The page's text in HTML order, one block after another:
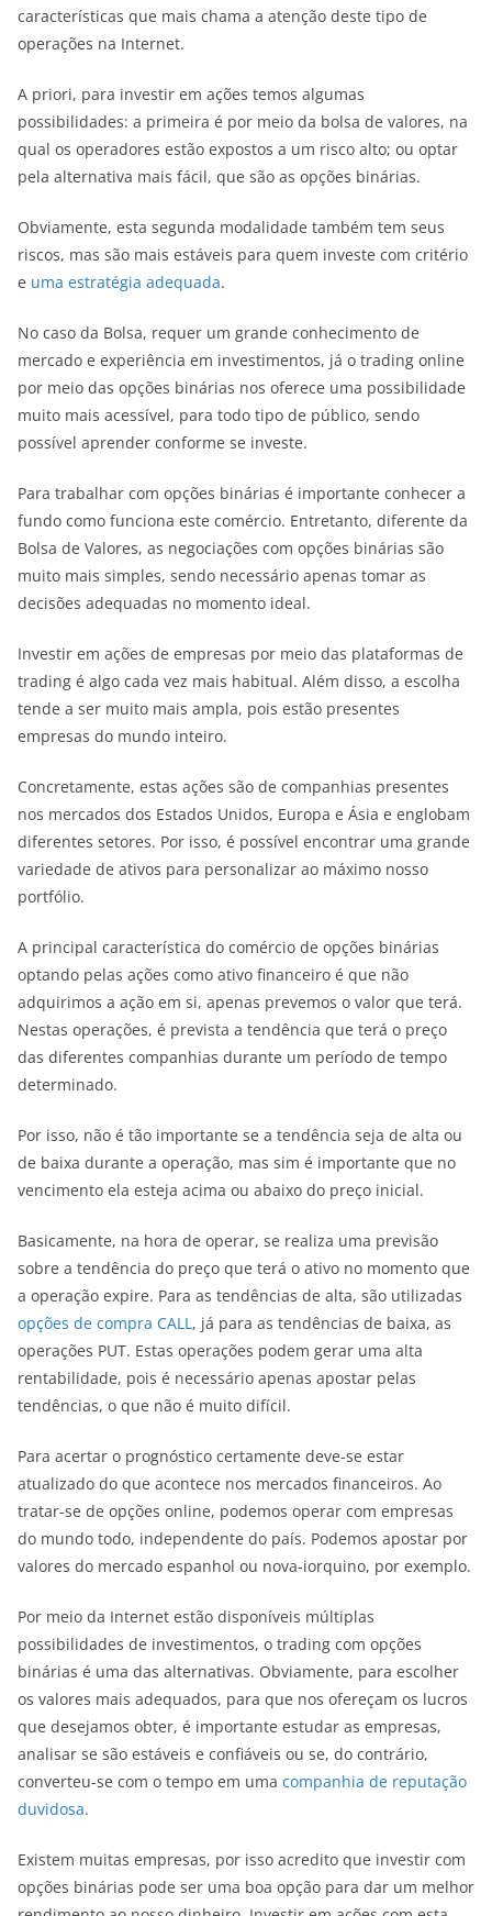
características que mais chama a atenção deste tipo de
operações na Internet.
A priori, para investir em ações temos algumas
possibilidades: a primeira é por meio da bolsa de valores, na
qual os operadores estão expostos a um risco alto; ou optar
pela alternativa mais fácil, que são as opções binárias.
Obviamente, esta segunda modalidade também tem seus
riscos, mas são mais estáveis para quem investe com critério
e uma estratégia adequada.
No caso da Bolsa, requer um grande conhecimento de
mercado e experiência em investimentos, já o trading online
por meio das opções binárias nos oferece uma possibilidade
muito mais acessível, para todo tipo de público, sendo
possível aprender conforme se investe.
Para trabalhar com opções binárias é importante conhecer a
fundo como funciona este comércio. Entretanto, diferente da
Bolsa de Valores, as negociações com opções binárias são
muito mais simples, sendo necessário apenas tomar as
decisões adequadas no momento ideal.
Investir em ações de empresas por meio das plataformas de
trading é algo cada vez mais habitual. Além disso, a escolha
tende a ser muito mais ampla, pois estão presentes
empresas do mundo inteiro.
Concretamente, estas ações são de companhias presentes
nos mercados dos Estados Unidos, Europa e Ásia e englobam
diferentes setores. Por isso, é possível encontrar uma grande
variedade de ativos para personalizar ao máximo nosso
portfólio.
A principal característica do comércio de opções binárias
optando pelas ações como ativo financeiro é que não
adquirimos a ação em si, apenas prevemos o valor que terá.
Nestas operações, é prevista a tendência que terá o preço
das diferentes companhias durante um período de tempo
determinado.
Por isso, não é tão importante se a tendência seja de alta ou
de baixa durante a operação, mas sim é importante que no
vencimento ela esteja acima ou abaixo do preço inicial.
Basicamente, na hora de operar, se realiza uma previsão
sobre a tendência do preço que terá o ativo no momento que
a operação expire. Para as tendências de alta, são utilizadas
opções de compra CALL, já para as tendências de baixa, as
operações PUT. Estas operações podem gerar uma alta
rentabilidade, pois é necessário apenas apostar pelas
tendências, o que não é muito difícil.
Para acertar o prognóstico certamente deve-se estar
atualizado do que acontece nos mercados financeiros. Ao
tratar-se de opções online, podemos operar com empresas
do mundo todo, independente do país. Podemos apostar por
valores do mercado espanhol ou nova-iorquino, por exemplo.
Por meio da Internet estão disponíveis múltiplas
possibilidades de investimentos, o trading com opções
binárias é uma das alternativas. Obviamente, para escolher
os valores mais adequados, para que nos ofereçam os lucros
que desejamos obter, é importante estudar as empresas,
analisar se são estáveis e confiáveis ou se, do contrário,
converteu-se com o tempo em uma companhia de reputação
duvidosa.
Existem muitas empresas, por isso acredito que investir com
opções binárias pode ser uma boa opção para dar um melhor